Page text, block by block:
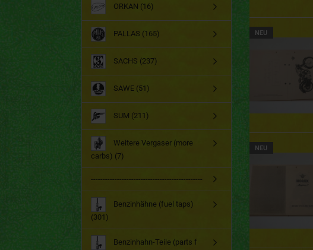
NEU
NEU
ORKAN (16)
PALLAS (165)
SACHS (237)
SAWE (51)
SUM (211)
Weitere Vergaser (more
carbs) (7)
-----------------------------------------------
Benzinhähne (fuel taps)
(301)
Benzinhahn-Teile (parts f